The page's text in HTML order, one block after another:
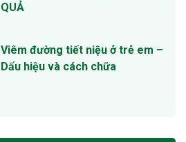
QUẢ
Viêm đường tiết niệu ở trẻ em –
Dấu hiệu và cách chữa